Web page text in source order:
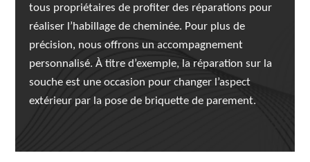
tous propriétaires de profiter des réparations pour
réaliser l’habillage de cheminée. Pour plus de
précision, nous offrons un accompagnement
personnalisé. À titre d’exemple, la réparation sur la
souche est une occasion pour changer l’aspect
extérieur par la pose de briquette de parement.